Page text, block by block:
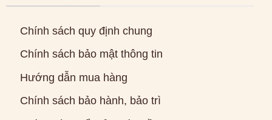
Chính sách quy định chung
Chính sách bảo mật thông tin
Hướng dẫn mua hàng
Chính sách bảo hành, bảo trì